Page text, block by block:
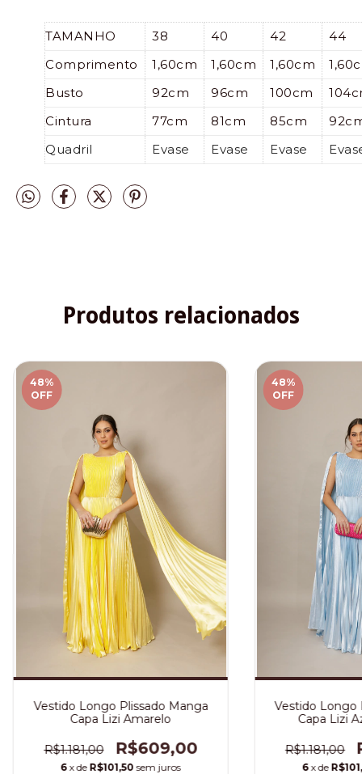
TAMANHO 38 40 42
44
Comprimento
1,60cm 1,60cm 1,60cm
Busto
92cm 96cm 100cm
Cintura
77cm 81cm 85cm
Quadril
Evase Evase Evase
Produtos relacionados
48%
OFF
Vestido Longo Plissado Manga
Capa Lizi Amarelo
R$1.181,00 R$609,00
6 x de R$101,50 sem juros
48%
OFF
Vestido Longo
Capa Lizi
R$1.181,00
6 x de